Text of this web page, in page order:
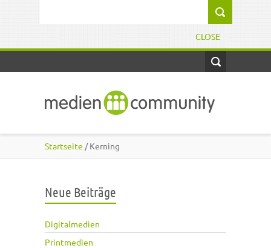
CLOSE
Startseite / Kerning
Neue Beiträge
Digitalmedien
Printmedien